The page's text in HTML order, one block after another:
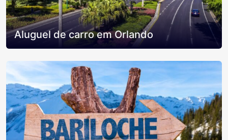
Aluguel de carro em Orlando